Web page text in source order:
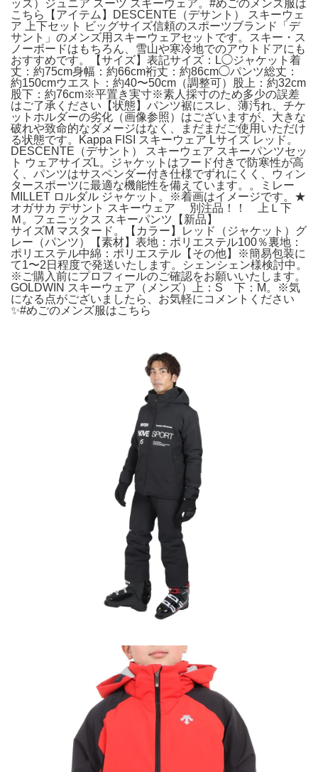
ッズ）ジュニア スーツ スキーウェア。#めごのメンズ服は
こちら【アイテム】DESCENTE（デサント） スキーウェ
ア 上下セット ビッグサイズ信頼のスポーツブランド「デ
サント」のメンズ用スキーウェアセットです。スキー・ス
ノーボードはもちろん、雪山や寒冷地でのアウトドアにも
おすすめです。【サイズ】表記サイズ：L◯ジャケット着
丈：約75cm身幅：約66cm裄丈：約86cm◯パンツ総丈：
約150cmウエスト：約40〜50cm（調整可）股上：約32cm
股下：約76cm※平置き実寸※素人採寸のため多少の誤差
はご了承ください【状態】パンツ裾にスレ、薄汚れ、チケ
ットホルダーの劣化（画像参照）はございますが、大きな
破れや致命的なダメージはなく、まだまだご使用いただけ
る状態です。Kappa FISI スキーウェア Lサイズ レッド。
DESCENTE（デサント） スキーウェア スキーパンツセッ
ト ウェアサイズL。ジャケットはフード付きで防寒性が高
く、パンツはサスペンダー付き仕様でずれにくく、ウィン
タースポーツに最適な機能性を備えています。。ミレー
MILLET ロルダル ジャケット。※着画はイメージです。★
オガサカ デサント スキーウェア 別注品！！ 上Ｌ下
Ｍ。フェニックス スキーパンツ【新品】
サイズM マスタード。【カラー】レッド（ジャケット）グ
レー（パンツ）【素材】表地：ポリエステル100％裏地：
ポリエステル中綿：ポリエステル【その他】※簡易包装に
て1〜2日程度で発送いたします。シェンシェン様検討中。
※ご購入前にプロフィールのご確認をお願いいたします。
GOLDWIN スキーウェア（メンズ）上：S 下：M。※気
になる点がございましたら、お気軽にコメントください
✨#めごのメンズ服はこちら